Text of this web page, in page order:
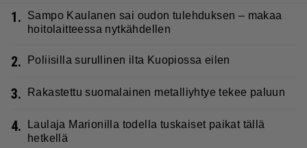
1.
Sampo Kaulanen sai oudon tulehduksen – makaa
hoitolaitteessa nytkähdellen
2. Poliisilla surullinen ilta Kuopiossa eilen
3. Rakastettu suomalainen metalliyhtye tekee paluun
4.
Laulaja Marionilla todella tuskaiset paikat tällä
hetkellä